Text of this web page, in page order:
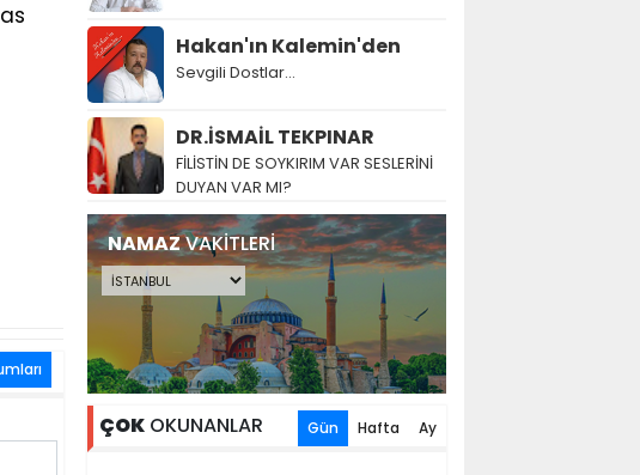
Hakan'ın Kalemin'den
Sevgili Dostlar...
DR.İSMAİL TEKPINAR
FİLİSTİN DE SOYKIRIM VAR SESLERİNİ
DUYAN VAR MI?
NAMAZVAKİTLERİ
ÇOK OKUNANLAR Gün Hafta Ay